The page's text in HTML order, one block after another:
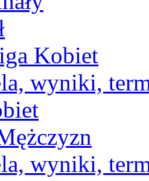
Kobiet
wyniki,
wyniki,